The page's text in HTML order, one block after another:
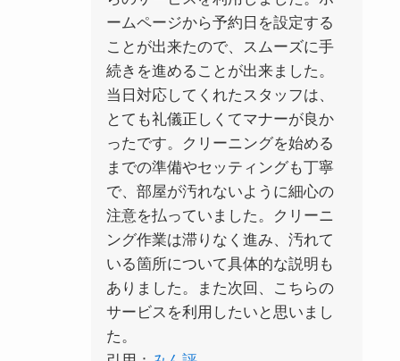
ームページから予約日を設定する
ことが出来たので、スムーズに手
続きを進めることが出来ました。
当日対応してくれたスタッフは、
とても礼儀正しくてマナーが良か
ったです。クリーニングを始める
までの準備やセッティングも丁寧
で、部屋が汚れないように細心の
注意を払っていました。クリーニ
ング作業は滞りなく進み、汚れて
いる箇所について具体的な説明も
ありました。また次回、こちらの
サービスを利用したいと思いまし
た。